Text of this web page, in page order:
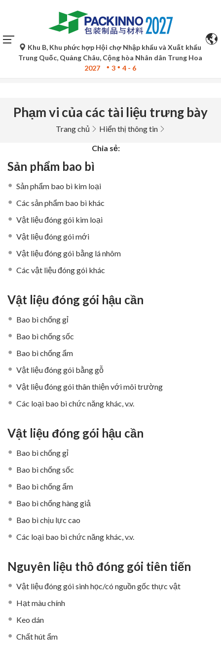
×
Bản dịch tự động của Google Translate chỉ mang tính chất
tham khảo và có thể không chính xác. Vui lòng tham khảo
bản gốc ngôn ngữ để biết thêm chi tiết.
Khu B, Khu phức hợp Hội chợ Nhập khẩu và Xuất khẩu
Trung Quốc, Quảng Châu, Cộng hòa Nhân dân Trung Hoa
2027
3 4 - 6
Phạm vi của các tài liệu trưng bày
Trang chủ Hiển thị thông tin
Chia sẻ:
Sản phẩm bao bì
Sản phẩm bao bì kim loại
Các sản phẩm bao bì khác
Vật liệu đóng gói kim loại
Vật liệu đóng gói mới
Vật liệu đóng gói bằng lá nhôm
Các vật liệu đóng gói khác
Vật liệu đóng gói hậu cần
Bao bì chống gỉ
Bao bì chống sốc
Bao bì chống ẩm
Vật liệu đóng gói bằng gỗ
Vật liệu đóng gói thân thiện với môi trường
Các loại bao bì chức năng khác, v.v.
Vật liệu đóng gói hậu cần
Bao bì chống gỉ
Bao bì chống sốc
Bao bì chống ẩm
Bao bì chống hàng giả
Bao bì chịu lực cao
Các loại bao bì chức năng khác, v.v.
Nguyên liệu thô đóng gói tiên tiến
Vật liệu đóng gói sinh học/có nguồn gốc thực vật
Hạt màu chính
Keo dán
Chất hút ẩm